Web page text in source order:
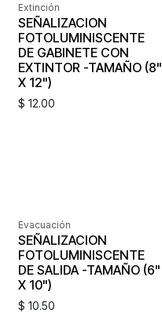
Extinción
SEÑALIZACION
FOTOLUMINISCENTE
DE GABINETE CON
EXTINTOR -TAMAÑO (8"
X 12")
$ 12.00
Evacuación
SEÑALIZACION
FOTOLUMINISCENTE
DE SALIDA -TAMAÑO (6"
X 10")
$ 10.50